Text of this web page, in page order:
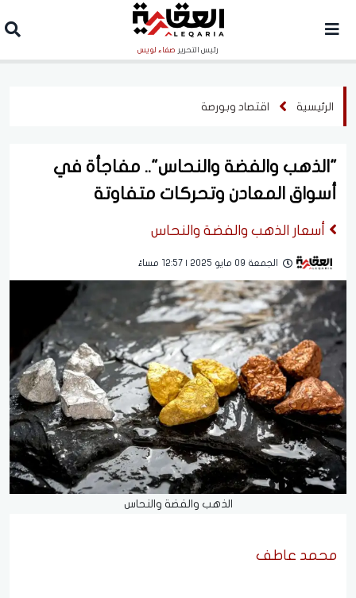
رئيس التحرير صفاء لويس
الرئيسية اقتصاد وبورصة
"الذهب والفضة والنحاس".. مفاجأة في
أسواق المعادن وتحركات متفاوتة
أسعار الذهب والفضة والنحاس
الجمعة 09 مايو 2025 | 12:57 مساءً
الذهب والفضة والنحاس
محمد عاطف